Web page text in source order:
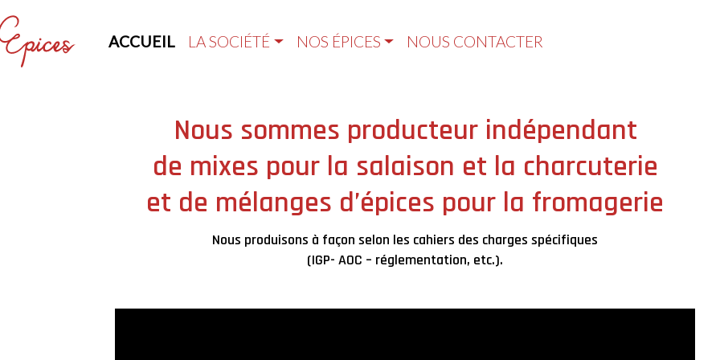
ACCUEIL LA SOCIÉTÉ NOS ÉPICES NOUS CONTACTER
Nous sommes producteur indépendant
de mixes pour la salaison et la charcuterie
et de mélanges d’épices pour la fromagerie
Nous produisons à façon selon les cahiers des charges spécifiques
(IGP- AOC – réglementation, etc.).